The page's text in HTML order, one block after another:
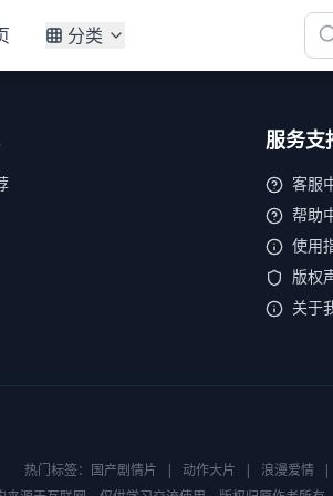
分类
服务支
客服
帮助
使用
版权
关于
热门标签： 国产剧情片 | 动作大片 | 浪漫爱情 |